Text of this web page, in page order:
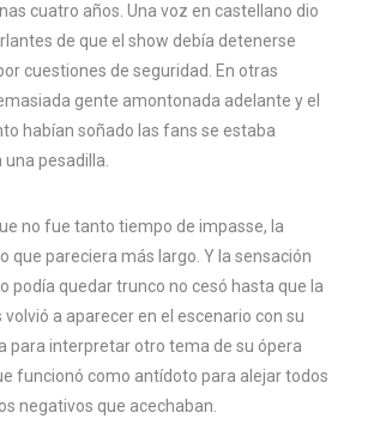
cuatro años. Una voz en castellano dio
de que el show debía detenerse
cuestiones de seguridad. En otras
gente amontonada adelante y el
habían soñado las fans se estaba
pesadilla.
no fue tanto tiempo de impasse, la
que pareciera más largo. Y la sensación
podía quedar trunco no cesó hasta que la
a aparecer en el escenario con su
para interpretar otro tema de su ópera
funcionó como antídoto para alejar todos
negativos que acechaban.